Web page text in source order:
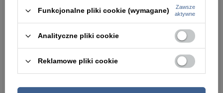
Funkcjonalne pliki cookie (wymagane)
Zawsze
aktywne
Analityczne pliki cookie
Reklamowe pliki cookie